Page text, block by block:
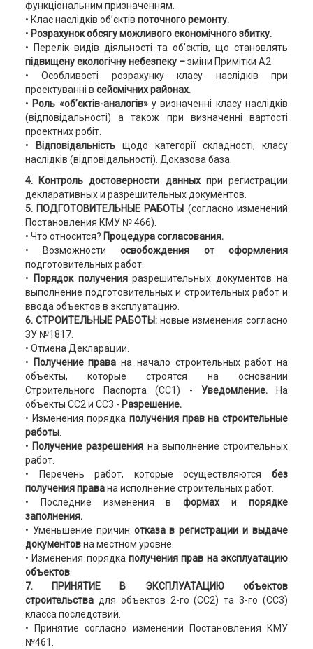
функціональним призначенням.
• Клас наслідків об’єктів поточного ремонту.
• Розрахунок обсягу можливого економічного збитку.
• Перелік видів діяльності та об’єктів, що становлять
підвищенуекологічну небезпеку –зміни Примітки А2.
• Особливості розрахунку класу наслідків при
проектуванні в сейсмічних районах.
• Роль «об’єктів-аналогів»у визначенні класу наслідків
(відповідальності) а також при визначенні вартості
проектних робіт.
• Відповідальність щодо категорії складності, класу
наслідків (відповідальності). Доказова база.
4. Контроль достоверности данных при регистрации
декларативных и разрешительных документов.
5. ПОДГОТОВИТЕЛЬНЫЕ РАБОТЫ (согласно изменений
Постановления КМУ № 466).
• Что относится? Процедура согласования.
• Возможностиосвобождения от оформления
подготовительных работ.
•
Порядок полученияразрешительных документов на
выполнение подготовительных и строительных работ и
ввода объектов в эксплуатацию.
6. СТРОИТЕЛЬНЫЕ РАБОТЫ:новые изменения согласно
ЗУ №1817.
• Отмена Декларации.
•
Получение правана начало строительных работ на
объекты, которые строятся на основании
Строительного Паспорта (СС1) - Уведомление.
На
объекты СС2 и СС3 - Разрешение.
• Изменения порядка получения прав на строительные
работы.
• Получение разрешения на выполнение строительных
работ.
• Перечень работ, которые осуществляются без
получения правана исполнение строительных работ.
• Последние изменения вформахипорядке
заполнения.
• Уменьшение причин отказа в регистрации и выдаче
документовна местном уровне.
• Изменения порядка получения прав на эксплуатацию
объектов.
7. ПРИНЯТИЕ В ЭКСПЛУАТАЦИЮ объектов
строительствадля объектов 2-го (СС2) та 3-го (СС3)
класса последствий.
• Принятие согласно изменений Постановления КМУ
№461.